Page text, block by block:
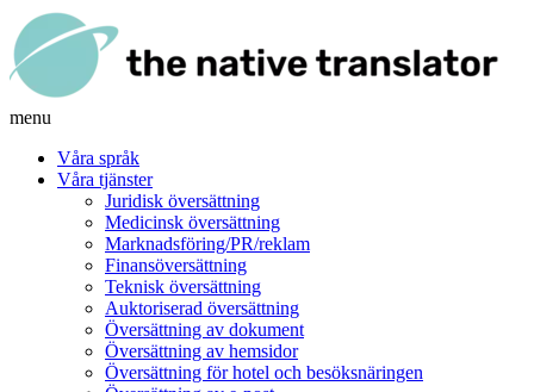
menu
Våra språk
Våra tjänster
Juridisk översättning
Medicinsk översättning
Marknadsföring/PR/reklam
Finansöversättning
Teknisk översättning
Auktoriserad översättning
Översättning av dokument
Översättning av hemsidor
Översättning för hotel och besöksnäringen